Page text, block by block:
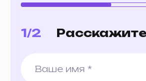
© 2025 uForce
КПП 784201001
Instagram принадлежит компании
Meta*, которая признана